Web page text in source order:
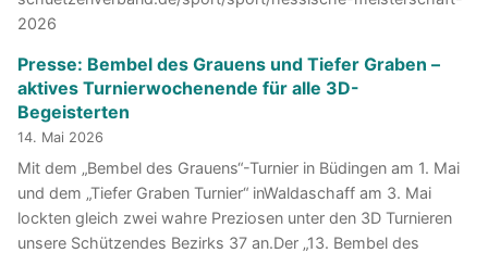
2026
Presse: Bembel des Grauens und Tiefer Graben –
aktives Turnierwochenende für alle 3D-
Begeisterten
14. Mai 2026
Mit dem „Bembel des Grauens“-Turnier in Büdingen am 1. Mai
und dem „Tiefer Graben Turnier“ inWaldaschaff am 3. Mai
lockten gleich zwei wahre Preziosen unter den 3D Turnieren
unsere Schützendes Bezirks 37 an.Der „13. Bembel des